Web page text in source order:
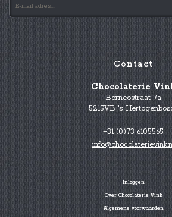
Contact
Chocolaterie
Borneostraat 7a
5215VB 's-
+31 (0)73 6105565
Inloggen
Over Chocolaterie Vink
Algemene voorwaarden